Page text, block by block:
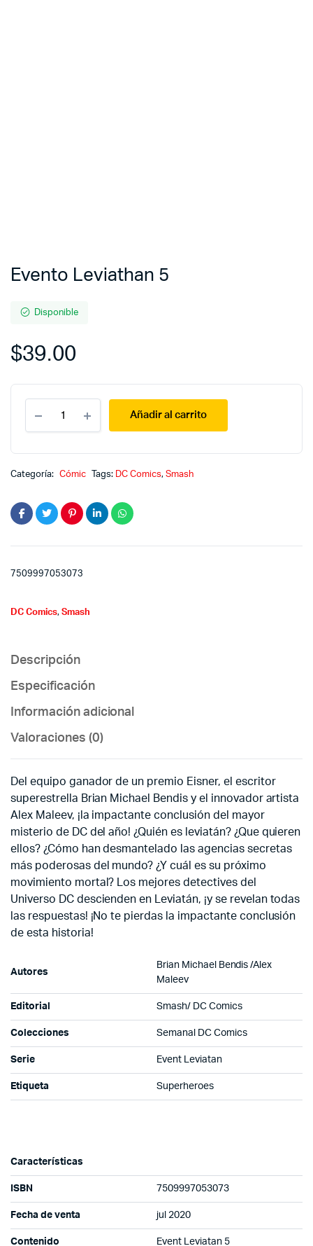
Evento Leviathan 5
Disponible
$39.00
Leviathan
5
Añadir al carrito
Categoría: Cómic Tags: DC Comics,Smash
7509997053073
DC Comics, Smash
Descripción
Especificación
Información adicional
Valoraciones (0)
Del equipo ganador de un premio Eisner, el escritor
superestrella Brian Michael Bendis y el innovador artista
Alex Maleev, ¡la impactante conclusión del mayor
misterio de DC del año! ¿Quién es leviatán? ¿Que quieren
ellos? ¿Cómo han desmantelado las agencias secretas
más poderosas del mundo? ¿Y cuál es su próximo
movimiento mortal? Los mejores detectives del
Universo DC descienden en Leviatán, ¡y se revelan todas
las respuestas! ¡No te pierdas la impactante conclusión
de esta historia!
Autores
Brian Michael Bendis /Alex
Maleev
Editorial Smash/ DC Comics
Colecciones Semanal DC Comics
Serie Event Leviatan
Etiqueta Superheroes
Características
ISBN 7509997053073
Fecha de venta jul 2020
Contenido Event Leviatan 5